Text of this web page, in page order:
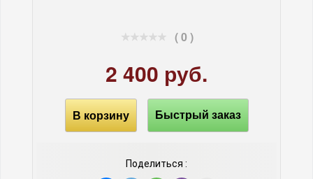
( 0 )
2 400 руб.
В корзину Быстрый заказ
Поделиться :